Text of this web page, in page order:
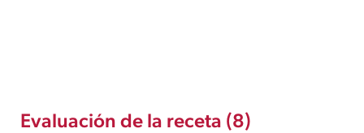
Evaluación de la receta (8)